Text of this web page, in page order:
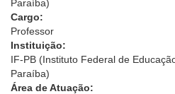
Paraíba)
Cargo:
Professor
Instituição:
IF-PB (Instituto Federal de
Paraíba)
Área de Atuação: